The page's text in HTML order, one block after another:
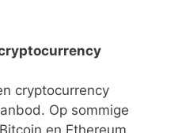
cryptocurrency
Op sommige
en Ethereum,